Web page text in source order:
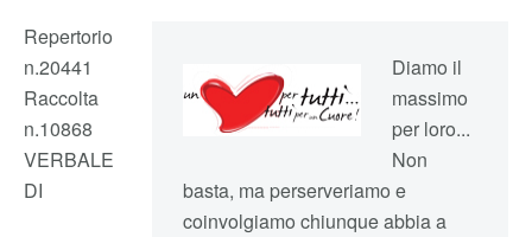
Diamo il
massimo
per loro...
Non
basta, ma perserveriamo e
coinvolgiamo chiunque abbia a
Repertorio
n.20441
Raccolta
n.10868
VERBALE
DI